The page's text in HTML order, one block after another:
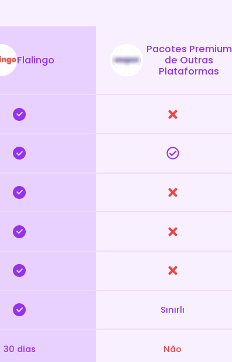
Flalingo
Pacotes Premium
de Outras
Plataformas
Sınırlı
30 dias Não